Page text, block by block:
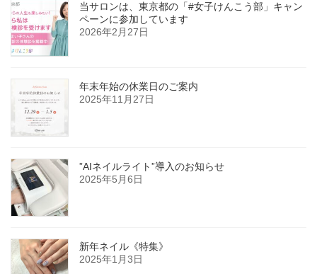
当サロンは、東京都の「#女子けんこう部」キャン
ペーンに参加しています
2026年2月27日
年末年始の休業日のご案内
2025年11月27日
”AIネイルライト”導入のお知らせ
2025年5月6日
新年ネイル《特集》
2025年1月3日